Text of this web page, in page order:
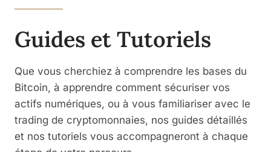
Guides et Tutoriels
Que vous cherchiez à comprendre les bases du
Bitcoin, à apprendre comment sécuriser vos
actifs numériques, ou à vous familiariser avec le
trading de cryptomonnaies, nos guides détaillés
et nos tutoriels vous accompagneront à chaque